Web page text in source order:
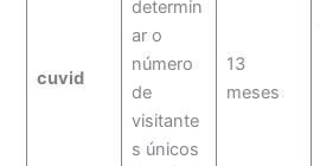
cuvid
determin
ar o
número
de
visitante
s únicos
13
meses